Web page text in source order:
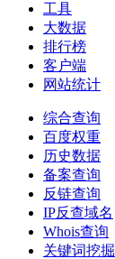
工具
大数据
排行榜
客户端
网站统计
综合查询
百度权重
历史数据
备案查询
反链查询
IP反查域名
Whois查询
关键词挖掘